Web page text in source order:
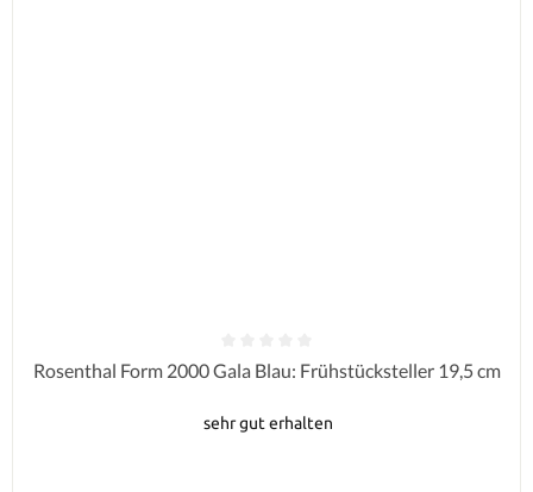
Durchschnittliche Bewertung von 0 von 5 Sternen
Rosenthal Form 2000 Gala Blau: Frühstücksteller 19,5 cm
sehr gut erhalten